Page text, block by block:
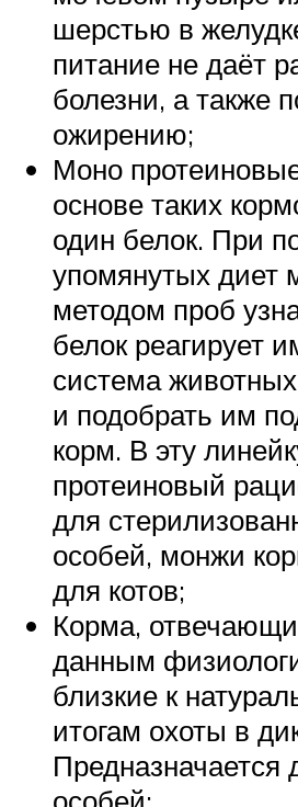
шерстью в
питание не даёт
болезни, а также
ожирению;
Моно
основе таких
один белок. При
упомянутых диет
методом проб
белок реагирует
система
и подобрать им
корм. В эту
протеиновый
для
особей, монжи
для котов;
Корма,
данным
близкие к
итогам охоты в
Предназначается